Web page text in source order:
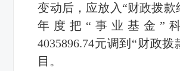
变动后，应放入“财政拨款
年度把“事业基金”
4035896.74元调到“财政拨
目。